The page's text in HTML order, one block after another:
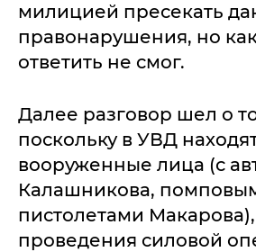
милицией пресекать
правонарушения, но
ответить не смог.
Далее разговор шел о
поскольку в УВД
вооруженные лица (с
Калашникова,
пистолетами Макарова),
проведения силовой